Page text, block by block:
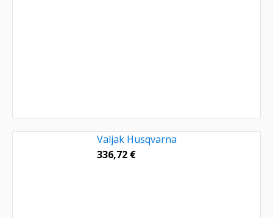
Valjak Husqvarna
336,72 €